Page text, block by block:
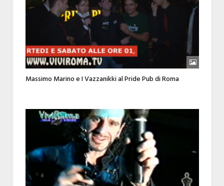
Massimo Marino e I Vazzanikki al Pride Pub di Roma